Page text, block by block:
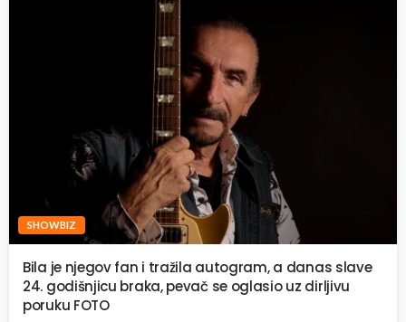
SHOWBIZ
Bila je njegov fan i tražila autogram, a danas slave
24. godišnjicu braka, pevač se oglasio uz dirljivu
poruku FOTO